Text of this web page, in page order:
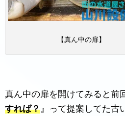
【真ん中の扉】
真ん中の扉を開けてみると前
すれば？ 』って提案してた古